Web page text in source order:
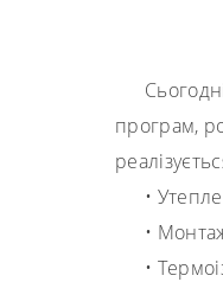
програм,
•
•
•